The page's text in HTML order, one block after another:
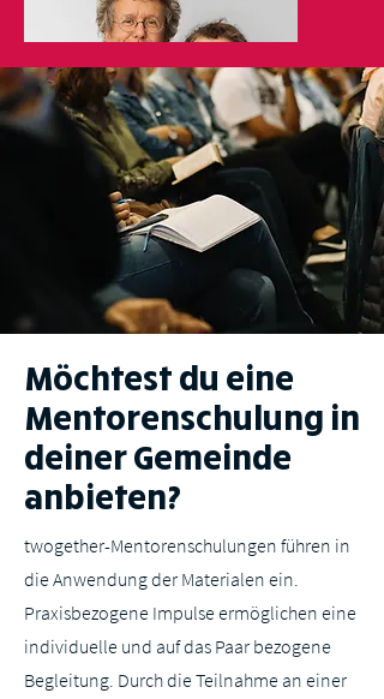
Antje und Dan
Spitzer
TRAINER DEUTSCHLAND
Möchtest du eine
Mentorenschulung in
deiner Gemeinde
anbieten?
twogether-Mentorenschulungen führen in
die Anwendung der Materialen ein.
Praxisbezogene Impulse ermöglichen eine
individuelle und auf das Paar bezogene
Begleitung. Durch die Teilnahme an einer